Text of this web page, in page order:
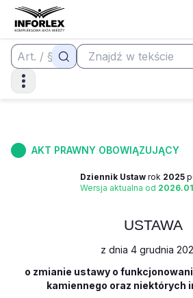
AKT PRAWNY OBOWIĄZUJĄCY
Dziennik Ustawrok 2025
Wersja aktualna od
USTAWA
z dnia 4 grudnia
o zmianie ustawy o
kamiennego oraz niektórych